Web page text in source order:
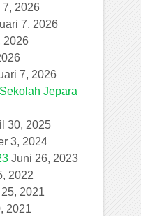
7, 2026
7, 2026
2026
7, 2026
Jepara
30, 2025
3, 2024
Juni 26, 2023
2022
2021
2021